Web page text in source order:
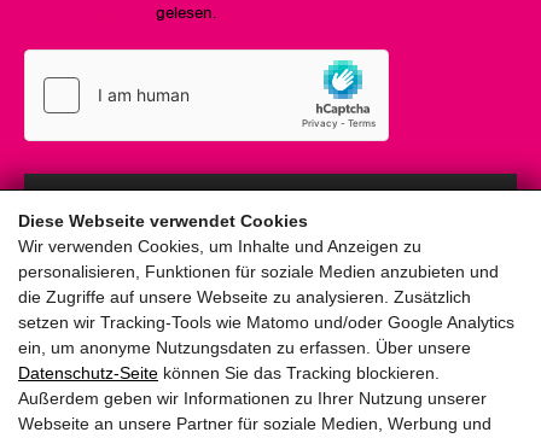
Diese Webseite verwendet Cookies
Wir verwenden Cookies, um Inhalte und Anzeigen zu
personalisieren, Funktionen für soziale Medien anzubieten und
die Zugriffe auf unsere Webseite zu analysieren. Zusätzlich
setzen wir Tracking-Tools wie Matomo und/oder Google Analytics
ein, um anonyme Nutzungsdaten zu erfassen. Über unsere
Datenschutz-Seite können Sie das Tracking blockieren.
Außerdem geben wir Informationen zu Ihrer Nutzung unserer
Webseite an unsere Partner für soziale Medien, Werbung und
gelesen.
Anmelden
pinzweb.at GmbH & Co KG
Raiffeisenstraße 4, 5671 Bruck an der Glocknerstraße
Rögergasse 36/6, 1090 Wien